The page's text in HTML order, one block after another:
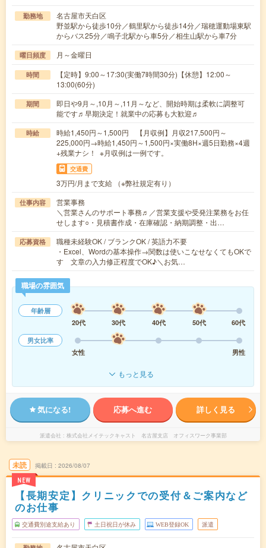
勤務地
名古屋市天白区
野並駅から徒歩10分／鶴里駅から徒歩14分／瑞穂運動場東駅
からバス25分／鳴子北駅から車5分／相生山駅から車7分
曜日頻度 月～金曜日
時間
【定時】9:00～17:30(実働7時間30分)【休憩】12:00～
13:00(60分)
期間
即日や9月～,10月～,11月～など、開始時期は柔軟に調整可
能です♬早期決定！就業中の応募も大歓迎♬
時給
時給1,450円～1,500円 【月収例】月収217,500円～
225,000円→時給1,450円～1,500円×実働8H×週5日勤務×4週
+残業ナシ！ ※月収例は一例です。
交通費
3万円/月まで支給 （※弊社規定有り）
仕事内容
営業事務
＼営業さんのサポート事務♬／営業支援や受発注業務をお任
せします○・見積書作成・在庫確認・納期調整・出…
応募資格
職種未経験OK / ブランクOK / 英語力不要
・Excel、Wordの基本操作→関数は使いこなせなくてもOKで
す 文章の入力修正程度でOK♪＼お気…
職場の雰囲気
年齢層
20代
30代 40代 50代
60代
男女比率
女性
男性
もっと見る
気になる! 応募へ進む 詳しく見る
派遣会社 株式会社メイテックキャスト 名古屋支店 オフィスワーク事業部
未読
NEW
掲載日 2026/08/07
【長期安定】クリニックでの受付＆ご案内など
のお仕事
交通費別途支給あり 土日祝日が休み WEB登録OK 派遣